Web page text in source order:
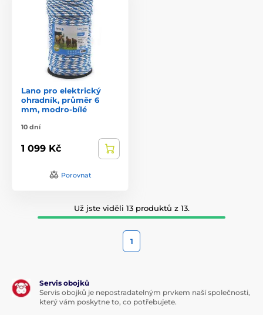
Lano pro elektrický
ohradník, průměr 6
mm, modro-bílé
10 dní
1 099 Kč
Porovnat
Už jste viděli 13 produktů z 13.
1
Servis obojků
Servis obojků je nepostradatelným prvkem naší společnosti,
který vám poskytne to, co potřebujete.